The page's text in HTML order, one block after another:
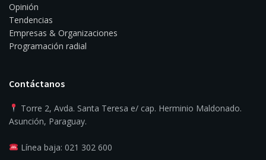
Opinión
Tendencias
Empresas & Organizaciones
Programación radial
Contáctanos
Torre 2, Avda. Santa Teresa e/ cap. Herminio Maldonado.
Asunción, Paraguay.
Línea baja: 021 302 600